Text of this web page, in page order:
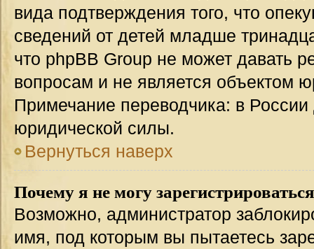
вида подтверждения того, что
сведений от детей младше
что phpBB Group не может давать
вопросам и не является объектом
Примечание переводчика: в
юридической силы.
Вернуться наверх
Почему я не могу
Возможно, администратор
имя, под которым вы пытаетесь